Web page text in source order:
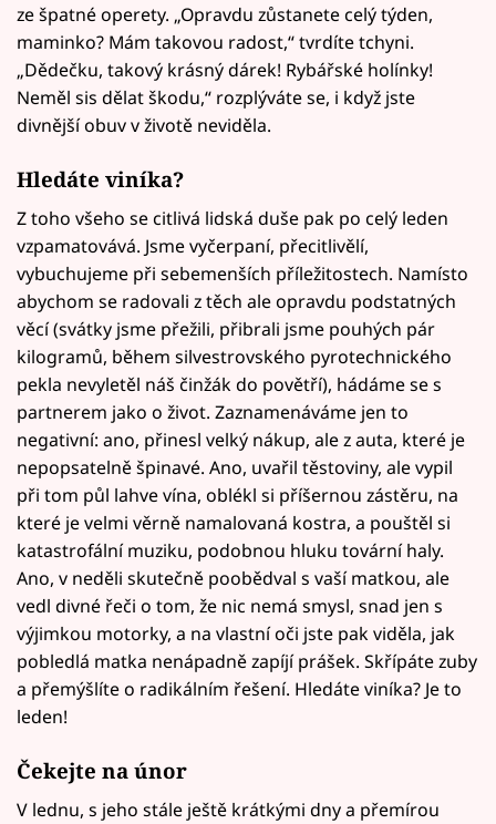
ze špatné operety. „Opravdu zůstanete celý týden,
maminko? Mám takovou radost,“ tvrdíte tchyni.
„Dědečku, takový krásný dárek! Rybářské holínky!
Neměl sis dělat škodu,“ rozplýváte se, i když jste
divnější obuv v životě neviděla.
Hledáte viníka?
Z toho všeho se citlivá lidská duše pak po celý leden
vzpamatovává. Jsme vyčerpaní, přecitlivělí,
vybuchujeme při sebemenších příležitostech. Namísto
abychom se radovali z těch ale opravdu podstatných
věcí (svátky jsme přežili, přibrali jsme pouhých pár
kilogramů, během silvestrovského pyrotechnického
pekla nevyletěl náš činžák do povětří), hádáme se s
partnerem jako o život. Zaznamenáváme jen to
negativní: ano, přinesl velký nákup, ale z auta, které je
nepopsatelně špinavé. Ano, uvařil těstoviny, ale vypil
při tom půl lahve vína, oblékl si příšernou zástěru, na
které je velmi věrně namalovaná kostra, a pouštěl si
katastrofální muziku, podobnou hluku tovární haly.
Ano, v neděli skutečně poobědval s vaší matkou, ale
vedl divné řeči o tom, že nic nemá smysl, snad jen s
výjimkou motorky, a na vlastní oči jste pak viděla, jak
pobledlá matka nenápadně zapíjí prášek. Skřípáte zuby
a přemýšlíte o radikálním řešení. Hledáte viníka? Je to
leden!
Čekejte na únor
V lednu, s jeho stále ještě krátkými dny a přemírou